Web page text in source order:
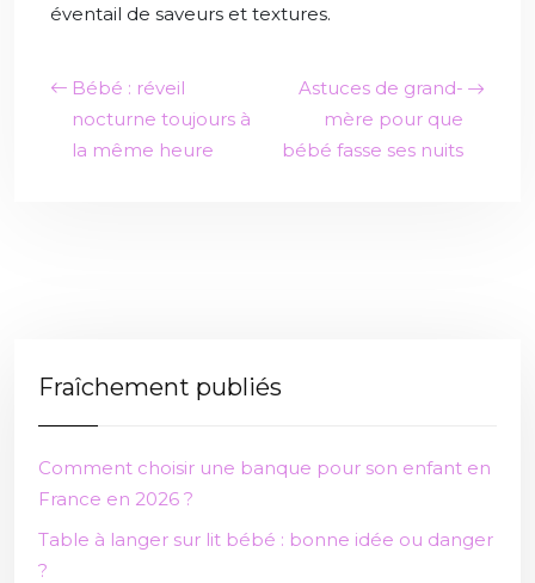
éventail de saveurs et textures.
Bébé : réveil
nocturne toujours à
la même heure
Astuces de grand-
mère pour que
bébé fasse ses nuits
Fraîchement publiés
Comment choisir une banque pour son enfant en
France en 2026 ?
Table à langer sur lit bébé : bonne idée ou danger
?